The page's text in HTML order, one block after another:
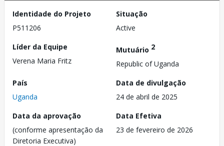
Identidade do Projeto
P511206
Situação
Active
Líder da Equipe
Verena Maria Fritz
Mutuário 2
Republic of Uganda
País
Uganda
Data de divulgação
24 de abril de 2025
Data da aprovação
(conforme apresentação da
Diretoria Executiva)
Data Efetiva
23 de fevereiro de 2026